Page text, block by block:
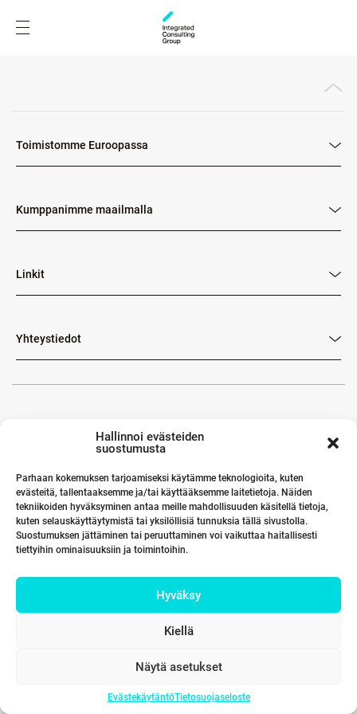
Hallinnoi evästeiden
suostumusta
Parhaan kokemuksen tarjoamiseksi käytämme teknologioita, kuten
evästeitä, tallentaaksemme ja/tai käyttääksemme laitetietoja. Näiden
tekniikoiden hyväksyminen antaa meille mahdollisuuden käsitellä tietoja,
kuten selauskäyttäytymistä tai yksilöllisiä tunnuksia tällä sivustolla.
Suostumuksen jättäminen tai peruuttaminen voi vaikuttaa haitallisesti
tiettyihin ominaisuuksiin ja toimintoihin.
Hyväksy
Kiellä
Näytä asetukset
EvästekäytäntöTietosuojaseloste
Toimistomme Euroopassa
Kumppanimme maailmalla
Linkit
Yhteystiedot